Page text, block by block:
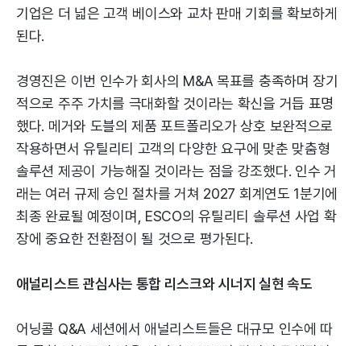
기업은 더 넓은 고객 베이스와 교차 판매 기회를 확보하게
된다.
경영진은 이번 인수가 회사의 M&A 목표를 충족하며 장기
적으로 주주 가치를 극대화할 것이라는 확신을 거듭 표명
했다. 메거와 도블의 제품 포트폴리오가 상호 보완적으로
작용하면서 유틸리티 고객의 다양한 요구에 맞춘 맞춤형
솔루션 제공이 가능해질 것이라는 점을 강조했다. 인수 거
래는 여러 규제 승인 절차를 거쳐 2027 회계연도 1분기에
최종 완료될 예정이며, ESCO의 유틸리티 솔루션 사업 확
장에 중요한 전환점이 될 것으로 평가된다.
애널리스트 관심사는 통합 리스크와 시너지 실현 속도
어닝콜 Q&A 세션에서 애널리스트들은 대규모 인수에 따